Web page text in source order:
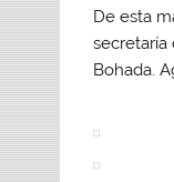
De esta
secretaría
Bohada.